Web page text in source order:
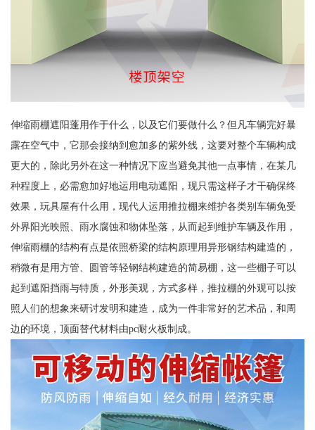
伸缩雨棚遮阳蓬用作于什么，以及它们要做什么？但凡车辆完好暴
露在空气中，它那会接纳到愈加多的紫外线，这要对整个车辆构成
更大的，除此另外在这一种情况下应当避免其他一点事情，在某几
种程度上，必需愈加好地运用电动遮阳，现只需这样子才干确保终
效果，玩具屋有什么用，现代人运用推拉棚来维护各类别车辆免受
外界阳光映照、雨水腐蚀和物体坠落，从而起到维护车辆及作用，
伸缩雨棚的结构有点是依照桥梁的结构原理用异形钢结构建造的，
稍微有是用方管、圆管等轻钢结构建造的简易棚，这一些棚子可以
起到遮阳挡雨与特质，外形美观，方式多样，推拉棚的外观可以按
照人们的想象来研讨发明和建造，成为一件非常好的艺术品，和周
边的环境，顶面替代材料由pc耐火板制成。